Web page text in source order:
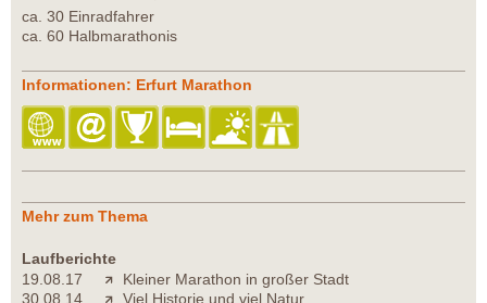
ca. 30 Einradfahrer
ca. 60 Halbmarathonis
Informationen: Erfurt Marathon
Mehr zum Thema
Laufberichte
19.08.17
Kleiner Marathon in großer Stadt
30.08.14
Viel Historie und viel Natur